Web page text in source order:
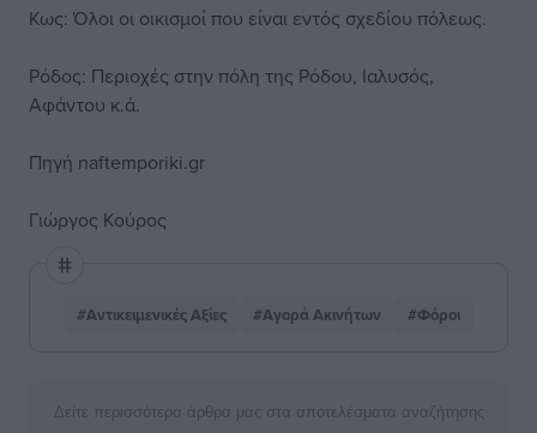
Κως: Όλοι οι οικισμοί που είναι εντός σχεδίου πόλεως.
Ρόδος: Περιοχές στην πόλη της Ρόδου, Ιαλυσός,
Αφάντου κ.ά.
Πηγή naftemporiki.gr
Γιώργος Κούρος
#Αντικειμενικές Αξίες #Αγορά Ακινήτων #Φόροι
Δείτε περισσότερα άρθρα μας στα αποτελέσματα αναζήτησης